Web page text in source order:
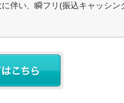
伴い、瞬フリ(振込キャッシン